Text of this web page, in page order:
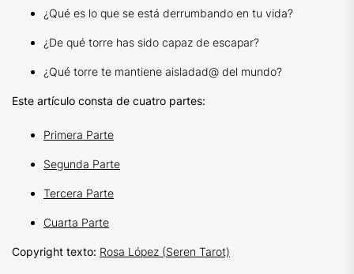
¿Qué es lo que se está derrumbando en tu vida?
¿De qué torre has sido capaz de escapar?
¿Qué torre te mantiene aisladad@ del mundo?
Este artículo consta de cuatro partes:
Primera Parte
Segunda Parte
Tercera Parte
Cuarta Parte
Copyright texto: Rosa López (Seren Tarot)